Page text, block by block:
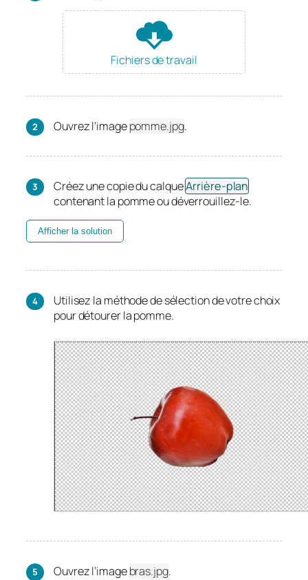
Fichiers de travail
Ouvrez l’imagepomme.jpg.
Créez une copie du calqueArrière-plan
contenant la pomme ou déverrouillez-le.
Afficher la solution
Utilisez la méthode de sélection de votre choix
pour détourer la pomme.
Ouvrez l’imagebras.jpg.